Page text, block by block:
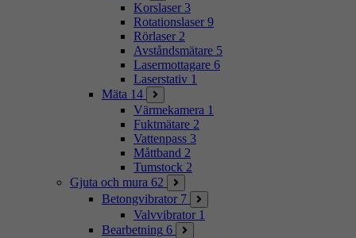
Korslaser 3
Rotationslaser 9
Rörlaser 2
Avståndsmätare 5
Lasermottagare 6
Laserstativ 1
Mäta 14
Värmekamera 1
Fuktmätare 2
Vattenpass 3
Måttband 2
Tumstock 2
Gjuta och mura 62
Betongvibrator 7
Valvvibrator 1
Bearbetning 6